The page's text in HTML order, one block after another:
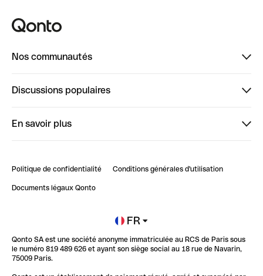
Nos communautés
ClubQonto
Discussions populaires
Impact de l'IA sur les carrières/productivité
En savoir plus
Blog
Newsroom
Glossaire finance
Politique de confidentialité Conditions générales d'utilisation
Documents légaux Qonto
FR
Qonto SA est une société anonyme immatriculée au RCS de Paris sous
le numéro 819 489 626 et ayant son siège social au 18 rue de Navarin,
75009 Paris.